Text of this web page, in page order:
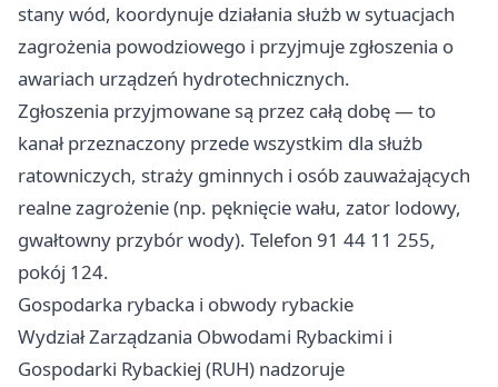
stany wód, koordynuje działania służb w sytuacjach
zagrożenia powodziowego i przyjmuje zgłoszenia o
awariach urządzeń hydrotechnicznych.
Zgłoszenia przyjmowane są przez całą dobę — to
kanał przeznaczony przede wszystkim dla służb
ratowniczych, straży gminnych i osób zauważających
realne zagrożenie (np. pęknięcie wału, zator lodowy,
gwałtowny przybór wody). Telefon 91 44 11 255,
pokój 124.
Gospodarka rybacka i obwody rybackie
Wydział Zarządzania Obwodami Rybackimi i
Gospodarki Rybackiej (RUH) nadzoruje